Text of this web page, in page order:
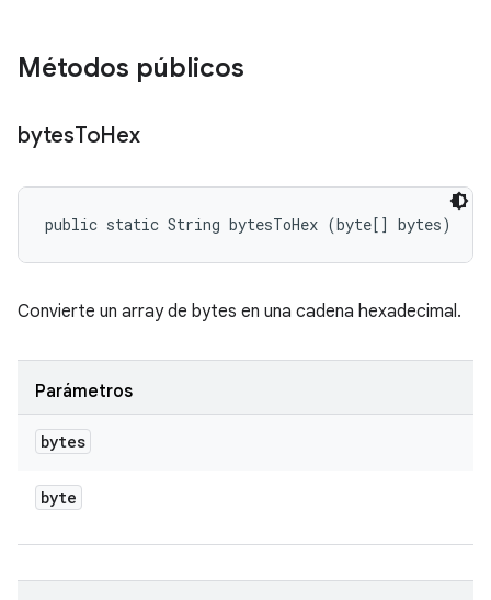
Métodos públicos
bytesToHex
public static String bytesToHex (byte[] bytes)
Convierte un array de bytes en una cadena hexadecimal.
Parámetros
bytes
byte